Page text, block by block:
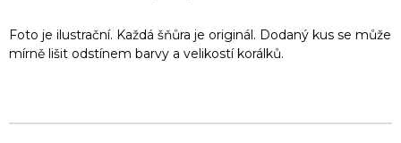
Foto je ilustrační. Každá šňůra je originál. Dodaný kus se může
mírně lišit odstínem barvy a velikostí korálků.